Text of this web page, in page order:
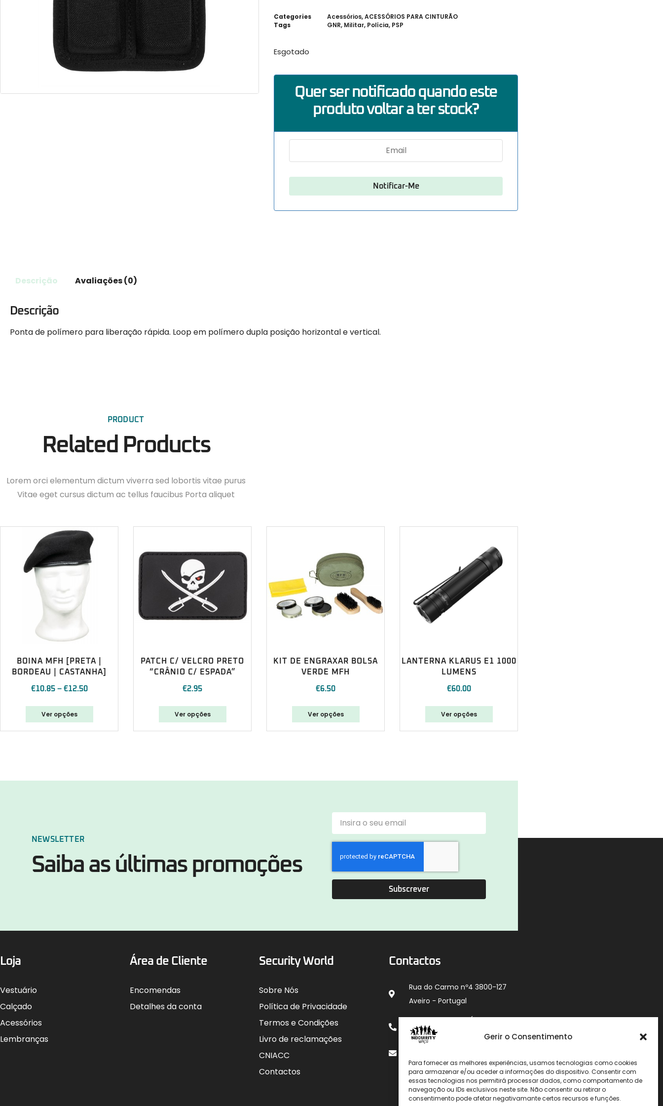
Gerir o Consentimento
Para fornecer as melhores experiências, usamos tecnologias como cookies
para armazenar e/ou aceder a informações do dispositivo. Consentir com
essas tecnologias nos permitirá processar dados, como comportamento de
navegação ou IDs exclusivos neste site. Não consentir ou retirar o
consentimento pode afetar negativamante certos recursos e funções.
Categories Acessórios,ACESSÓRIOS PARA CINTURÃO
Tags
GNR, Militar, Polícia, PSP
Esgotado
Quer ser notificado quando este
produto voltar a ter stock?
Descrição Avaliações (0)
Descrição
Ponta de polímero para liberação rápida. Loop em polímero dupla posição horizontal e vertical.
PRODUCT
Related Products
Lorem orci elementum dictum viverra sed lobortis vitae purus
Vitae eget cursus dictum ac tellus faucibus Porta aliquet
BOINA MFH [PRETA |
BORDEAU | CASTANHA]
€10.85 – €12.50
Ver opções
PATCH C/ VELCRO PRETO
“CRÂNIO C/ ESPADA”
€2.95
Ver opções
KIT DE ENGRAXAR BOLSA
VERDE MFH
€6.50
Ver opções
LANTERNA KLARUS E1 1000
LUMENS
€60.00
Ver opções
NEWSLETTER
Saiba as últimas promoções
Subscrever
Loja
Vestuário
Calçado
Acessórios
Lembranças
Área de Cliente
Encomendas
Detalhes da conta
Security World
Sobre Nós
Política de Privacidade
Termos e Condições
Livro de reclamações
CNIACC
Contactos
Contactos
Rua do Carmo nº4 3800-127
Aveiro - Portugal
912 009 740 (Chamada
para rede móvel nacional)